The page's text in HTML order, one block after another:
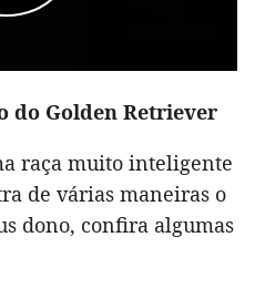
do Golden Retriever
raça muito inteligente
de várias maneiras o
dono, confira algumas